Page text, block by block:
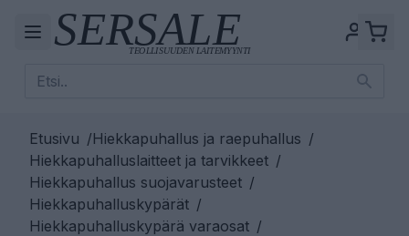
Etusivu /Hiekkapuhallus ja raepuhallus /
Hiekkapuhalluslaitteet ja tarvikkeet /
Hiekkapuhallus suojavarusteet /
Hiekkapuhalluskypärät /
Hiekkapuhalluskypärä varaosat /